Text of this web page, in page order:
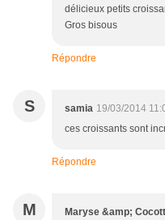
délicieux petits
Gros bisous
Répondre
S samia 19/03/2014
ces croissants sont
Répondre
M Maryse &amp;